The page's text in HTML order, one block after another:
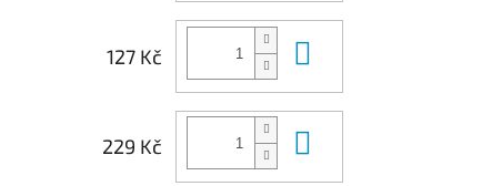
127 Kč
229 Kč